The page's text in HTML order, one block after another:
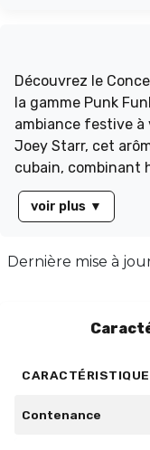
Découvrez le
la gamme Punk
ambiance festive à
Joey Starr, cet
cubain, combinant
menthe pour
optimale, suivez
Laissez maturer
voir plus ▼
Dernière mise à
CARACTÉRISTIQUE
Contenance